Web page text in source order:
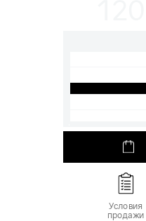
Условия
продажи